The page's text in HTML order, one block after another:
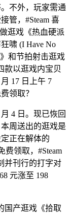
不外，玩家需通
管，#Steam 喜
逛戏《热血硬派
啸 (I Have No
和节拍射击逛戏
款以逛戏内宝贝
17 日上午 7
领取？
4 日。现已恢回
本周送出的逛戏是
正在解体的
费领取，#Steam
并刊行的打字对
元涨至 198
国产逛戏《拾取